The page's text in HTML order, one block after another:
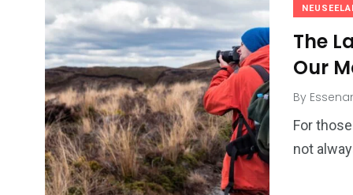
The
Our
By
For
not